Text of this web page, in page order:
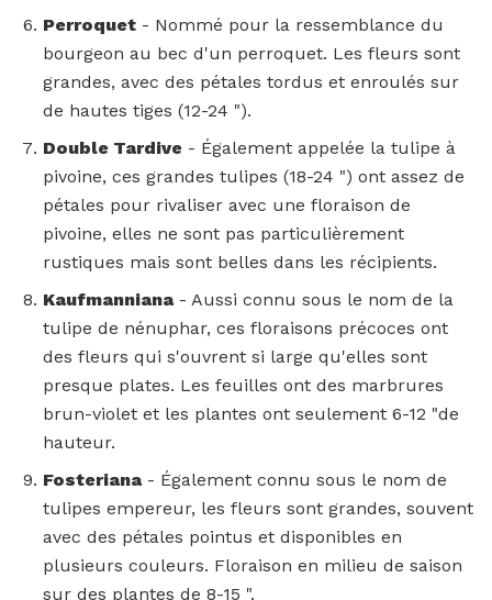
Perroquet - Nommé pour la ressemblance du
bourgeon au bec d'un perroquet. Les fleurs sont
grandes, avec des pétales tordus et enroulés sur
de hautes tiges (12-24 ").
Double Tardive - Également appelée la tulipe à
pivoine, ces grandes tulipes (18-24 ") ont assez de
pétales pour rivaliser avec une floraison de
pivoine, elles ne sont pas particulièrement
rustiques mais sont belles dans les récipients.
Kaufmanniana- Aussi connu sous le nom de la
tulipe de nénuphar, ces floraisons précoces ont
des fleurs qui s'ouvrent si large qu'elles sont
presque plates. Les feuilles ont des marbrures
brun-violet et les plantes ont seulement 6-12 "de
hauteur.
Fosteriana- Également connu sous le nom de
tulipes empereur, les fleurs sont grandes, souvent
avec des pétales pointus et disponibles en
plusieurs couleurs. Floraison en milieu de saison
sur des plantes de 8-15 ".